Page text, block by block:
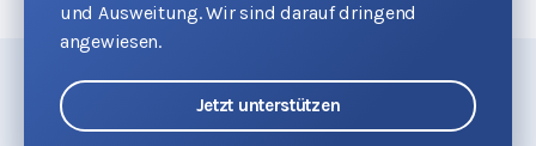
und Ausweitung. Wir sind darauf dringend
angewiesen.
Jetzt unterstützen